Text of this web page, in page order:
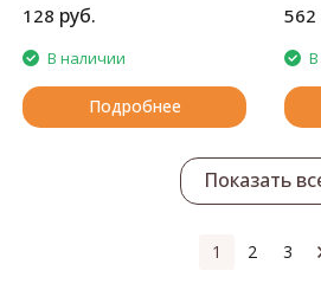
128 руб.
В наличии
Подробнее
562
Показать
1 2 3